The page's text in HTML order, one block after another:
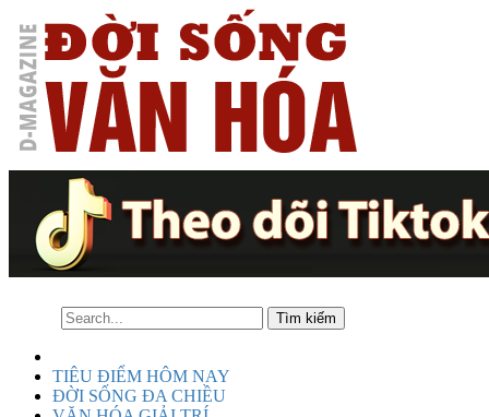
TIÊU ĐIỂM HÔM NAY
ĐỜI SỐNG ĐA CHIỀU